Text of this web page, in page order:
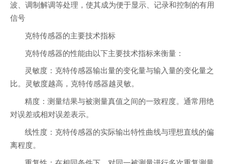
波、调制解调等处理，使其成为便于显示、记录和控制的有用
信号
克特传感器的主要技术指标
克特传感器的性能由以下主要技术指标来衡量：
灵敏度：克特传感器输出量的变化量与输入量的变化量之
比。灵敏度越高，克特传感器越灵敏。
精度：测量结果与被测量真值之间的一致程度。通常用绝
对误差或相对误差表示。
线性度：克特传感器的实际输出特性曲线与理想直线的偏
离程度。